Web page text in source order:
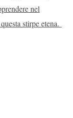
nel
stirpe etena.